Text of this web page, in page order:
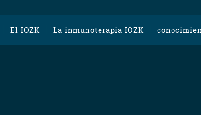
El IOZK La inmunoterapia IOZK